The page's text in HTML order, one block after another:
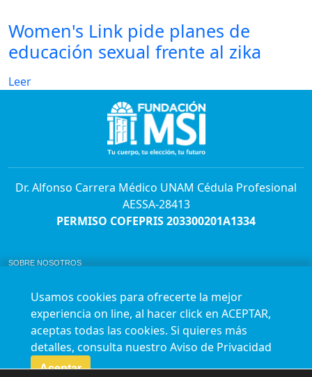
Women's Link pide planes de
educación sexual frente al zika
Leer
Dr. Alfonso Carrera Médico UNAM Cédula Profesional
AESSA-28413
PERMISO COFEPRIS 203300201A1334
SOBRE NOSOTROS
AVISO DE PRIVACIDAD
Horario de atención para citas e informes:
Lunes a sábado de 7:00am a 9:00pm
Agenda en línea
24/7 aquí
Usamos cookies para ofrecerte la mejor
experiencia on line, al hacer click en ACEPTAR,
aceptas todas las cookies. Si quieres más
detalles, consulta nuestro Aviso de Privacidad
Aceptar